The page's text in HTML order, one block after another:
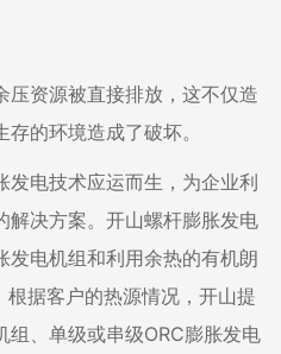
压资源被直接排放，这不仅造
的环境造成了破坏。
发电技术应运而生，为企业利
解决方案。开山螺杆膨胀发电
发电机组和利用余热的有机朗
据客户的热源情况，开山提
组、单级或串级ORC膨胀发电